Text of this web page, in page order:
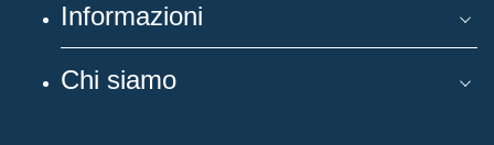
Informazioni
Chi siamo